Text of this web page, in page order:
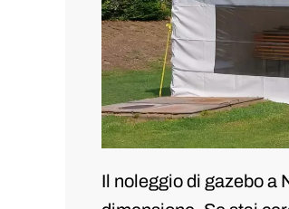
Il noleggio di gazebo a